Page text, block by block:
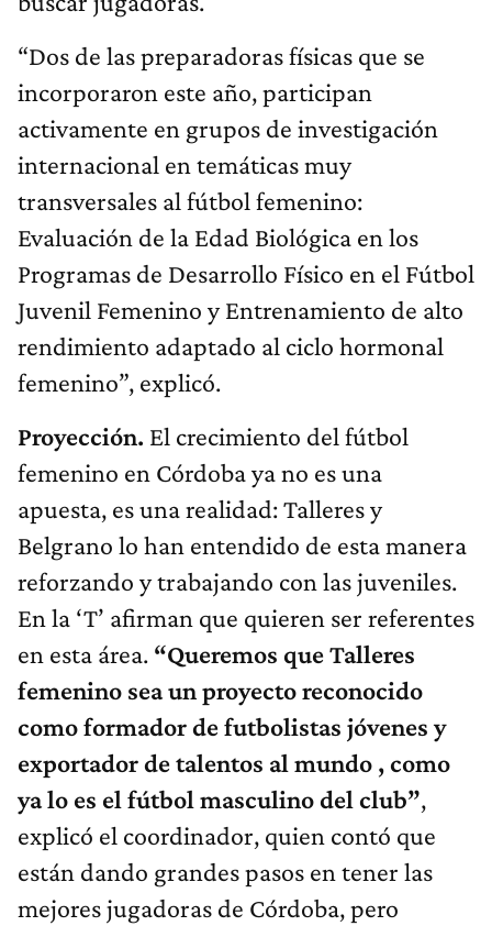
“Dos de las preparadoras físicas que se
incorporaron este año, participan
activamente en grupos de investigación
internacional en temáticas muy
transversales al fútbol femenino:
Evaluación de la Edad Biológica en los
Programas de Desarrollo Físico en el Fútbol
Juvenil Femenino y Entrenamiento de alto
rendimiento adaptado al ciclo hormonal
femenino”, explicó.
Proyección. El crecimiento del fútbol
femenino en Córdoba ya no es una
apuesta, es una realidad: Talleres y
Belgrano lo han entendido de esta manera
reforzando y trabajando con las juveniles.
En la ‘T’ afirman que quieren ser referentes
en esta área. “Queremos que Talleres
femenino sea un proyecto reconocido
como formador de futbolistas jóvenes y
exportador de talentos al mundo , como
ya lo es el fútbol masculino del club”,
explicó el coordinador, quien contó que
están dando grandes pasos en tener las
mejores jugadoras de Córdoba, pero